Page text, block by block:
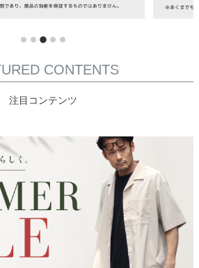
CONTENTS
注目コンテンツ